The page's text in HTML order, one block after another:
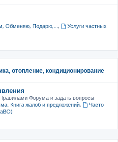
Обменяю, Подарю,...,
Услуги частных
отопление, кондиционирование
Форума и задать вопросы
Книга жалоб и предложений,
Часто